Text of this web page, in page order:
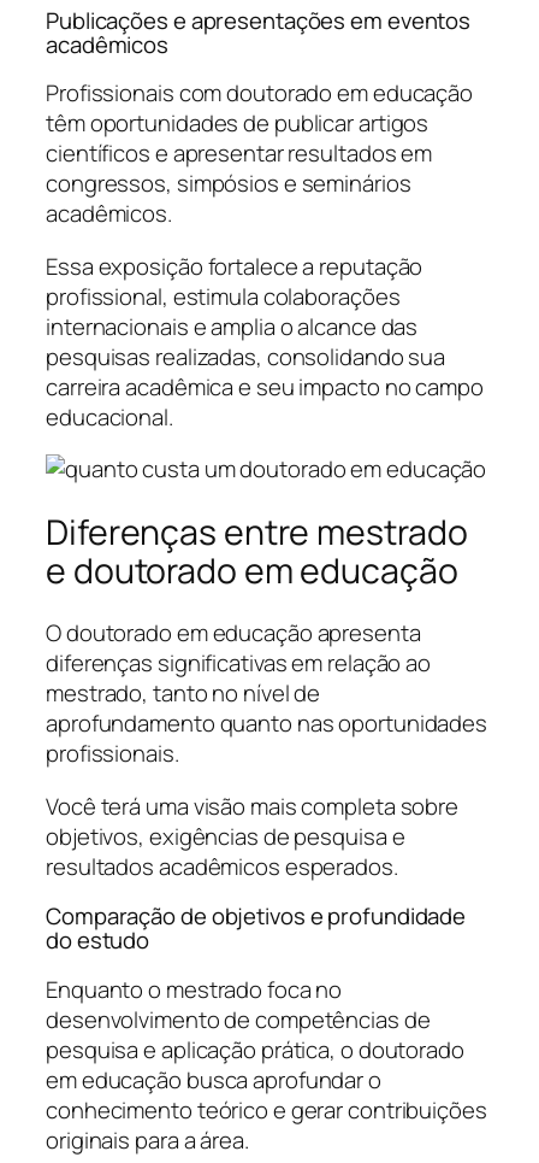
Publicações e apresentações em eventos
acadêmicos
Profissionais com doutorado em educação
têm oportunidades de publicar artigos
científicos e apresentar resultados em
congressos, simpósios e seminários
acadêmicos.
Essa exposição fortalece a reputação
profissional, estimula colaborações
internacionais e amplia o alcance das
pesquisas realizadas, consolidando sua
carreira acadêmica e seu impacto no campo
educacional.
Diferenças entre mestrado
e doutorado em educação
O doutorado em educação apresenta
diferenças significativas em relação ao
mestrado, tanto no nível de
aprofundamento quanto nas oportunidades
profissionais.
Você terá uma visão mais completa sobre
objetivos, exigências de pesquisa e
resultados acadêmicos esperados.
Comparação de objetivos e profundidade
do estudo
Enquanto o mestrado foca no
desenvolvimento de competências de
pesquisa e aplicação prática, o doutorado
em educação busca aprofundar o
conhecimento teórico e gerar contribuições
originais para a área.